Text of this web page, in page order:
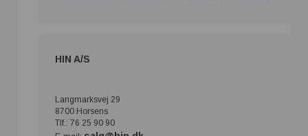
HIN A/S
Langmarksvej 29
8700 Horsens
Tlf.: 76 25 90 90